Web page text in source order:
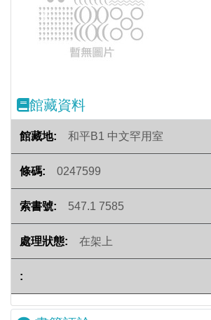
Previous
館藏資料
和平B1 中文罕用室
0247599
547.1 7585
在架上